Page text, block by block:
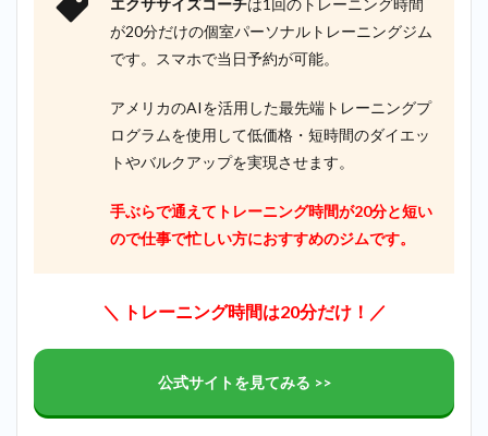
エクササイズコーチは1回のトレーニング時間
が20分だけの個室パーソナルトレーニングジム
です。スマホで当日予約が可能。
アメリカのAIを活用した最先端トレーニングプ
ログラムを使用して低価格・短時間のダイエッ
トやバルクアップを実現させます。
手ぶらで通えてトレーニング時間が20分と短い
ので仕事で忙しい方におすすめのジムです。
＼ トレーニング時間は20分だけ！／
公式サイトを見てみる >>